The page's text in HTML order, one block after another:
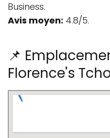
Business.
Avis moyen: 4.8/5.
📌
Florence's